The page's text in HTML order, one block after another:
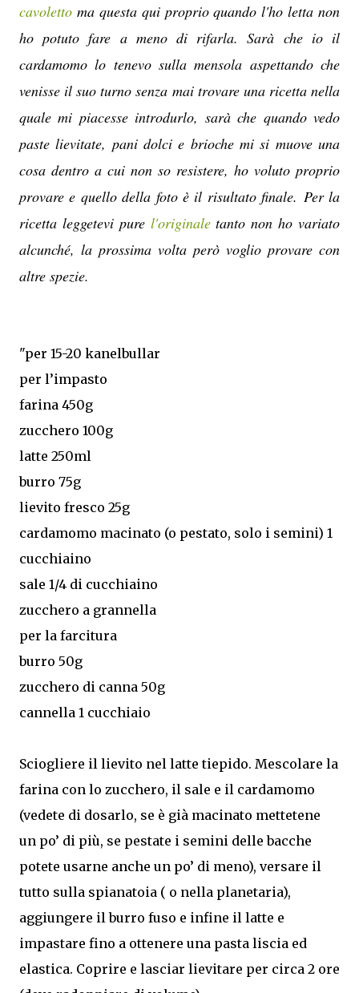
cavoletto ma questa qui proprio quando l'ho letta non
ho potuto fare a meno di rifarla. Sarà che io il
cardamomo lo tenevo sulla mensola aspettando che
venisse il suo turno senza mai trovare una ricetta nella
quale mi piacesse introdurlo, sarà che quando vedo
paste lievitate, pani dolci e brioche mi si muove una
cosa dentro a cui non so resistere, ho voluto proprio
provare e quello della foto è il risultato finale. Per la
ricetta leggetevi pure l'originaletanto non ho variato
alcunché, la prossima volta però voglio provare con
altre spezie.
"per 15-20 kanelbullar
per l’impasto
farina 450g
zucchero 100g
latte 250ml
burro 75g
lievito fresco 25g
cardamomo macinato (o pestato, solo i semini) 1
cucchiaino
sale 1/4 di cucchiaino
zucchero a grannella
per la farcitura
burro 50g
zucchero di canna 50g
cannella 1 cucchiaio
Sciogliere il lievito nel latte tiepido. Mescolare la
farina con lo zucchero, il sale e il cardamomo
(vedete di dosarlo, se è già macinato mettetene
un po’ di più, se pestate i semini delle bacche
potete usarne anche un po’ di meno), versare il
tutto sulla spianatoia ( o nella planetaria),
aggiungere il burro fuso e infine il latte e
impastare fino a ottenere una pasta liscia ed
elastica. Coprire e lasciar lievitare per circa 2 ore